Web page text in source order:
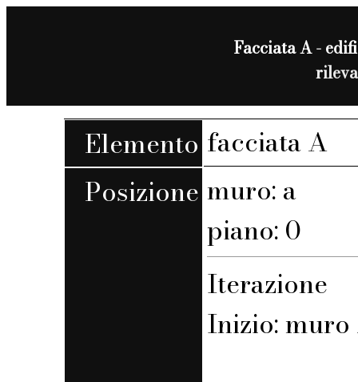
Facciata A -
Elemento facciata A
Posizione muro: a
piano: 0
Iterazione
Inizio: muro